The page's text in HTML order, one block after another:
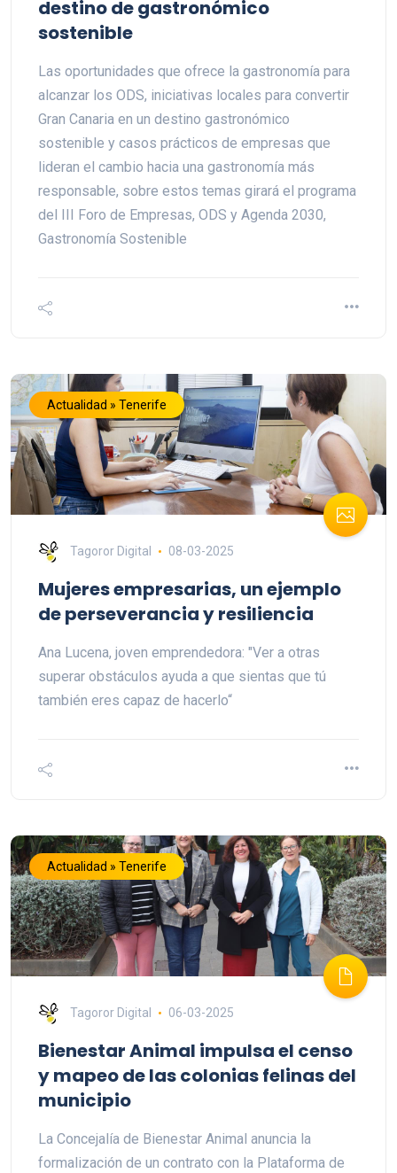
destino de gastronómico
sostenible
Las oportunidades que ofrece la gastronomía para
alcanzar los ODS, iniciativas locales para convertir
Gran Canaria en un destino gastronómico
sostenible y casos prácticos de empresas que
lideran el cambio hacia una gastronomía más
responsable, sobre estos temas girará el programa
del III Foro de Empresas, ODS y Agenda 2030,
Gastronomía Sostenible
Actualidad » Tenerife
Tagoror Digital 08-03-2025
Mujeres empresarias, un ejemplo
de perseverancia y resiliencia
Ana Lucena, joven emprendedora: "Ver a otras
superar obstáculos ayuda a que sientas que tú
también eres capaz de hacerlo“
Actualidad » Tenerife
Tagoror Digital 06-03-2025
Bienestar Animal impulsa el censo
y mapeo de las colonias felinas del
municipio
La Concejalía de Bienestar Animal anuncia la
formalización de un contrato con la Plataforma de